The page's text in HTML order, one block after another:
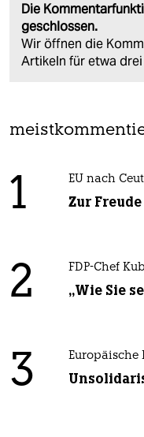
Die
geschlossen.
Wir öffnen die
Artikeln für etwa drei
1 EU nach
Zur
2 FDP-Chef
„Wie Sie
3 Europäische